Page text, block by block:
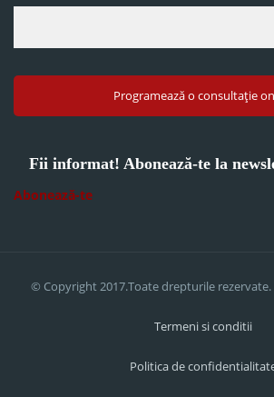
Programează o consultație
Fii informat! Abonează-te la
Abonează-te
© Copyright 2017.Toate drepturile
Termeni si conditii
Politica de